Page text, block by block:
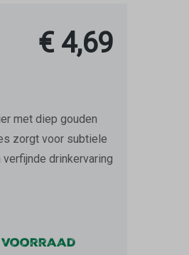
€ 4,69
met diep gouden
zorgt voor subtiele
drinkervaring
voorraad